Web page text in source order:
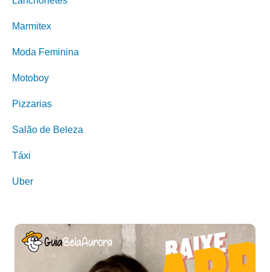
Marmitex
Moda Feminina
Motoboy
Pizzarias
Salão de Beleza
Táxi
Uber